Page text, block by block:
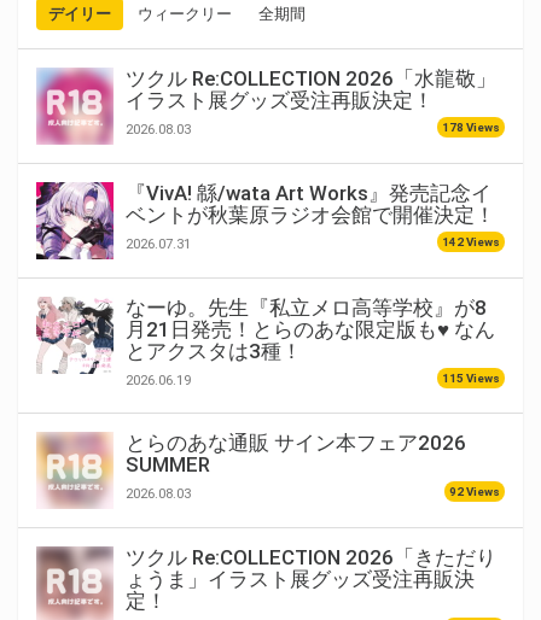
デイリー ウィークリー 全期間
ツクル Re:COLLECTION 2026「水龍敬」
イラスト展グッズ受注再販決定！
2026.08.03 178 Views
『VivA! 緜/wata Art Works』発売記念イ
ベントが秋葉原ラジオ会館で開催決定！
2026.07.31 142 Views
なーゆ。先生『私立メロ高等学校』が8
月21日発売！とらのあな限定版も♥ なん
とアクスタは3種！
2026.06.19 115 Views
とらのあな通販 サイン本フェア2026
SUMMER
2026.08.03 92 Views
ツクル Re:COLLECTION 2026「きただり
ょうま」イラスト展グッズ受注再販決
定！